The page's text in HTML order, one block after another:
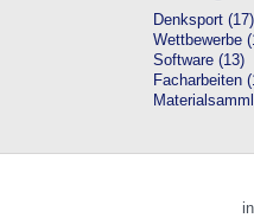
Denksport (17)
Wettbewerbe
Software (13)
Facharbeiten